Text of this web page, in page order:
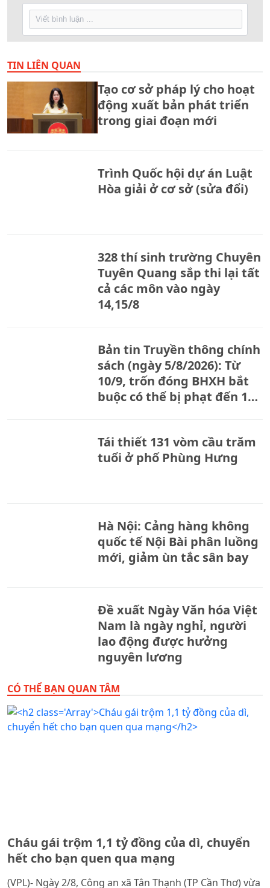
TIN LIÊN QUAN
Tạo cơ sở pháp lý cho hoạt
động xuất bản phát triển
trong giai đoạn mới
Trình Quốc hội dự án Luật
Hòa giải ở cơ sở (sửa đổi)
328 thí sinh trường Chuyên
Tuyên Quang sắp thi lại tất
cả các môn vào ngày
14,15/8
Bản tin Truyền thông chính
sách (ngày 5/8/2026): Từ
10/9, trốn đóng BHXH bắt
buộc có thể bị phạt đến 150
Tái thiết 131 vòm cầu trăm
tuổi ở phố Phùng Hưng
Hà Nội: Cảng hàng không
quốc tế Nội Bài phân luồng
mới, giảm ùn tắc sân bay
Đề xuất Ngày Văn hóa Việt
Nam là ngày nghỉ, người
lao động được hưởng
nguyên lương
CÓ THỂ BẠN QUAN TÂM
Cháu gái trộm 1,1 tỷ đồng của dì, chuyển
hết cho bạn quen qua mạng
(VPL)- Ngày 2/8, Công an xã Tân Thạnh (TP Cần Thơ) vừa